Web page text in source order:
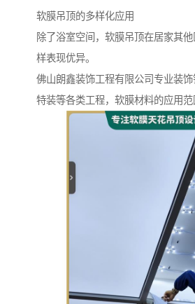
软膜吊顶的多样化应用
除了浴室空间，软膜吊顶在居家其
样表现优异。
佛山朗鑫装饰工程有限公司专业装
特装等各类工程，软膜材料的应用范